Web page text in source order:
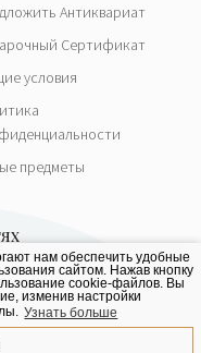
Антиквариат
Сертификат
условия
предметы
нам обеспечить удобные
сайтом. Нажав кнопку
cookie-файлов. Вы
изменив настройки
Узнать больше